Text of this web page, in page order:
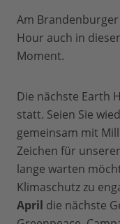
Am
Hour auch in
Moment.
Die nächste Earth
statt. Seien Sie
gemeinsam mit
Zeichen für
lange warten
Klimaschutz zu
April die nächste